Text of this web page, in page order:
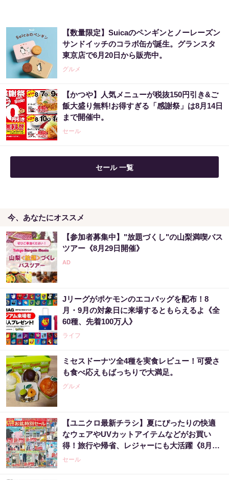
【数量限定】Suicaのペンギンとノーレーズン
サンドイッチのコラボ缶が誕生。グランスタ
東京店で6月20日から販売中。
グルメ
【かつや】人気メニューが税抜150円引き&ご
飯大盛り無料!お得すぎる「感謝祭」は8月14日
まで開催中。
セール
セール 一覧
今、あなたにオススメ
【参加者募集中】"放題づくし"の山梨満喫バス
ツアー《8月29日開催》
Jリーグがポケモンのエコバッグを配布！8
月・9月の対象日に来場するともらえるよ《全
60種、先着100万人》
ライフ
ミセスドーナツ全4種を実食レビュー！可愛さ
も食べ応えもばっちりで大満足。
グルメ
【ユニクロ最新チラシ】夏にぴったりの快適
なウェアやUVカットアイテムなどがお買い
得！旅行や帰省、レジャーにも大活躍《8月13
日まで》
セール